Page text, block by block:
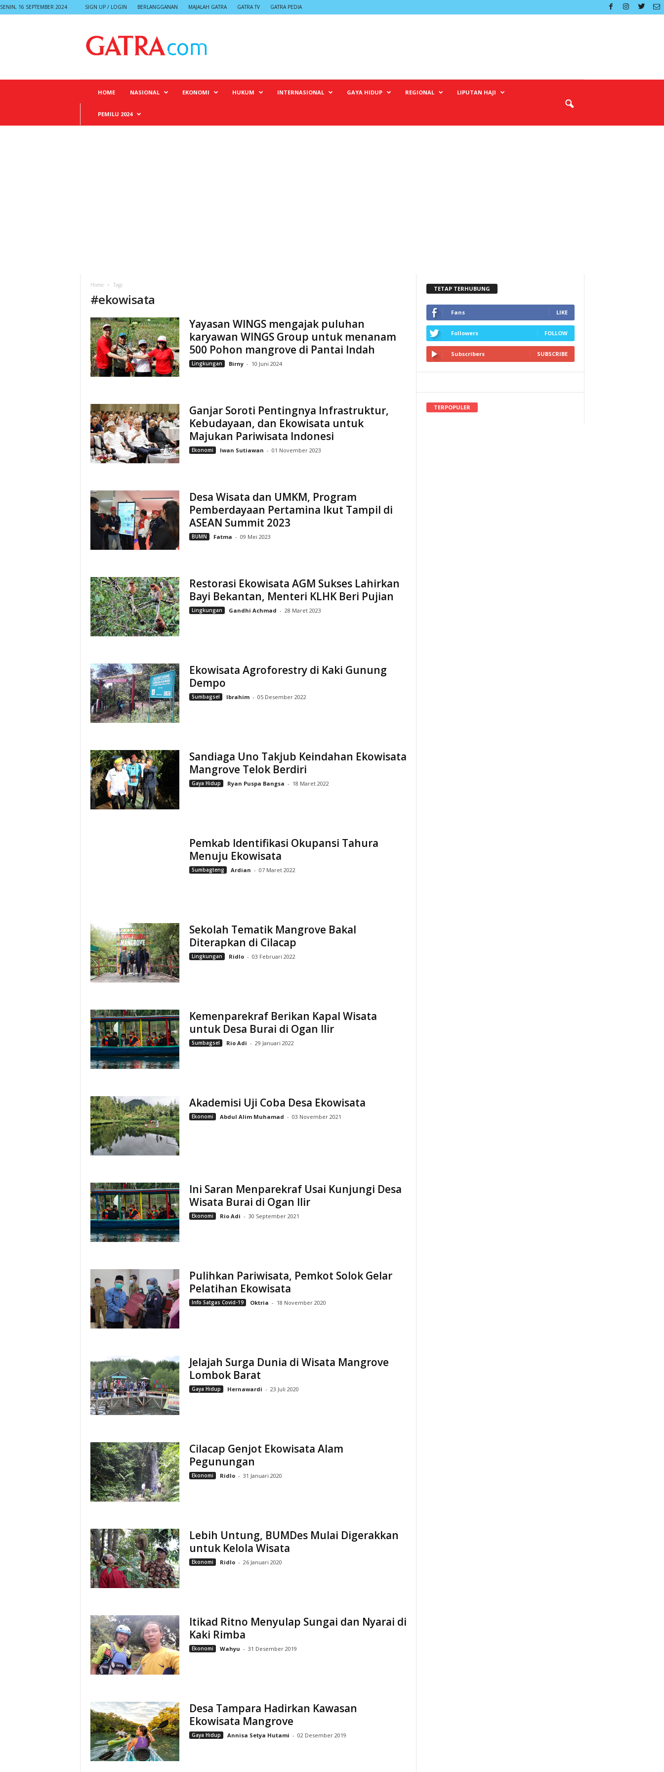
SENIN, 16 SEPTEMBER 2024 SIGN UP / LOGIN BERLANGGANAN MAJALAH GATRA GATRA TV GATRA PEDIA
HOME NASIONAL EKONOMI HUKUM INTERNASIONAL GAYA HIDUP REGIONAL LIPUTAN HAJI
PEMILU 2024
Home Tags
#ekowisata
Yayasan WINGS mengajak puluhan
karyawan WINGS Group untuk menanam
500 Pohon mangrove di Pantai Indah
Lingkungan Birny - 10 Juni 2024
Ganjar Soroti Pentingnya Infrastruktur,
Kebudayaan, dan Ekowisata untuk
Majukan Pariwisata Indonesi
Ekonomi Iwan Sutiawan - 01 November 2023
Desa Wisata dan UMKM, Program
Pemberdayaan Pertamina Ikut Tampil di
ASEAN Summit 2023
BUMN Fatma - 09 Mei 2023
Restorasi Ekowisata AGM Sukses Lahirkan
Bayi Bekantan, Menteri KLHK Beri Pujian
Lingkungan Gandhi Achmad - 28 Maret 2023
Ekowisata Agroforestry di Kaki Gunung
Dempo
Sumbagsel Ibrahim - 05 Desember 2022
Sandiaga Uno Takjub Keindahan Ekowisata
Mangrove Telok Berdiri
Gaya Hidup Ryan Puspa Bangsa - 18 Maret 2022
Pemkab Identifikasi Okupansi Tahura
Menuju Ekowisata
Sumbagteng Ardian - 07 Maret 2022
Sekolah Tematik Mangrove Bakal
Diterapkan di Cilacap
Lingkungan Ridlo - 03 Februari 2022
Kemenparekraf Berikan Kapal Wisata
untuk Desa Burai di Ogan Ilir
Sumbagsel Rio Adi - 29 Januari 2022
Akademisi Uji Coba Desa Ekowisata
Ekonomi Abdul Alim Muhamad - 03 November 2021
Ini Saran Menparekraf Usai Kunjungi Desa
Wisata Burai di Ogan Ilir
Ekonomi Rio Adi - 30 September 2021
Pulihkan Pariwisata, Pemkot Solok Gelar
Pelatihan Ekowisata
Info Satgas Covid-19 Oktria - 18 November 2020
Jelajah Surga Dunia di Wisata Mangrove
Lombok Barat
Gaya Hidup Hernawardi - 23 Juli 2020
Cilacap Genjot Ekowisata Alam
Pegunungan
Ekonomi Ridlo - 31 Januari 2020
Lebih Untung, BUMDes Mulai Digerakkan
untuk Kelola Wisata
Ekonomi Ridlo - 26 Januari 2020
Itikad Ritno Menyulap Sungai dan Nyarai di
Kaki Rimba
Ekonomi Wahyu - 31 Desember 2019
Desa Tampara Hadirkan Kawasan
Ekowisata Mangrove
Gaya Hidup Annisa Setya Hutami - 02 Desember 2019
TETAP TERHUBUNG
Fans LIKE
Followers FOLLOW
Subscribers SUBSCRIBE
TERPOPULER